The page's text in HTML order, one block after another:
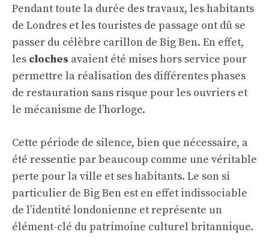
Pendant toute la durée des travaux, les habitants
de Londres et les touristes de passage ont dû se
passer du célèbre carillon de Big Ben. En effet,
les cloches avaient été mises hors service pour
permettre la réalisation des différentes phases
de restauration sans risque pour les ouvriers et
le mécanisme de l’horloge.
Cette période de silence, bien que nécessaire, a
été ressentie par beaucoup comme une véritable
perte pour la ville et ses habitants. Le son si
particulier de Big Ben est en effet indissociable
de l’identité londonienne et représente un
élément-clé du patrimoine culturel britannique.